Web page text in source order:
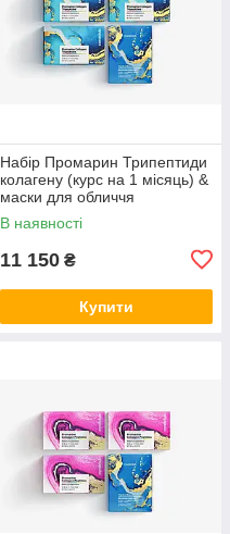
Набір Промарин Трипептиди
колагену (курс на 1 місяць) &
маски для обличчя
біоцелюлозні Hydro Boost (5
саше)
В наявності
11 150 ₴
Купити